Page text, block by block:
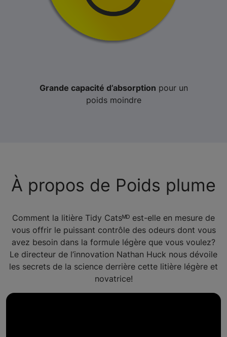
Grande capacité d’absorption pour un
poids moindre
À propos de Poids plume
Comment la litière Tidy Catsᴹᴰ est-elle en mesure de
vous offrir le puissant contrôle des odeurs dont vous
avez besoin dans la formule légère que vous voulez?
Le directeur de l’innovation Nathan Huck nous dévoile
les secrets de la science derrière cette litière légère et
novatrice!